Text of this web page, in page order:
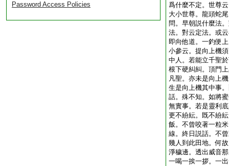
Password Access Policies
爲什麼不定。世尊
大小世尊。龍頭蛇
問。早朝説什麼法
法。對云定法。或
即向他道。一釣便上
小參云。提向上機
中人。若能立千聖
根下硬糾糾。頂門
凡聖。亦未是向上
生是向上機其中事
話。殊不知。如將
無實事。若是靈利
更不紛紜。既不紛
飯。不曾咬著一粒
線。終日説話。不
幾人到此田地。何
淨穢邊。透出威音
一喝一挨一拶。一